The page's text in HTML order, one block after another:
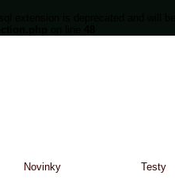
Novinky Testy